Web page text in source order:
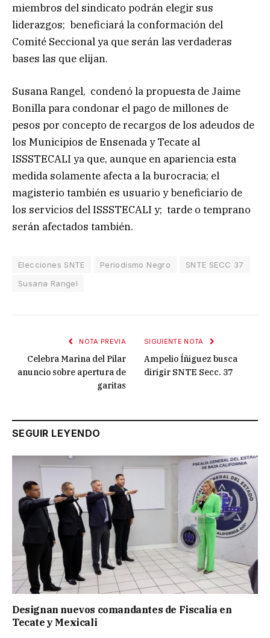
miembros del sindicato podrán elegir sus
liderazgos; beneficiará la conformación del
Comité Seccional ya que serán las verdaderas
bases las que elijan.
Susana Rangel, condenó la propuesta de Jaime
Bonilla para condonar el pago de millones de
pesos por concepto de recargos de los adeudos de
los Municipios de Ensenada y Tecate al
ISSSTECALI ya que, aunque en apariencia esta
medida solamente afecta a la burocracia; el
magisterio también es usuario y beneficiario de
los servicios del ISSSTECALI y; tarde o temprano
serán afectados también.
Elecciones SNTE Periodismo Negro
SNTE SECC 37
Susana Rangel
NOTA PREVIA
Celebra Marina del Pilar
anuncio sobre apertura de
garitas
SIGUIENTE NOTA
Ampelio Íñiguez busca
dirigir SNTE Secc. 37
SEGUIR LEYENDO
Designan nuevos comandantes de Fiscalía en
Tecate y Mexicali